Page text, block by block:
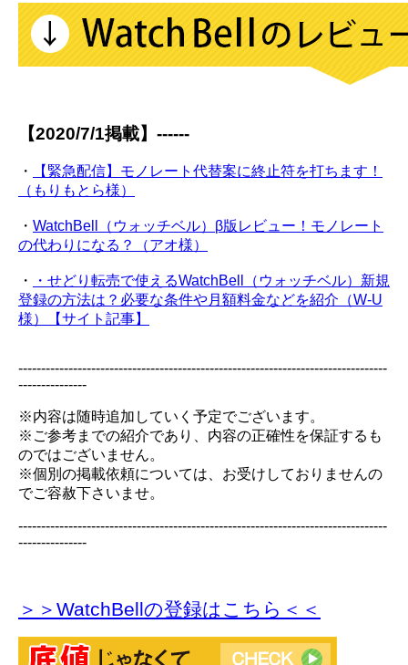
【2020/7/1掲載】------
・
【緊急配信】モノレート代替案に終止符を打ちます！
（もりもとら様）
・ WatchBell（ウォッチベル）β版レビュー！モノレート
の代わりになる？（アオ様）
・
・せどり転売で使えるWatchBell（ウォッチベル）新規
登録の方法は？必要な条件や月額料金などを紹介（W-U
様）【サイト記事】
---------------------------------------------------------------------------------
---------------
※内容は随時追加していく予定でございます。
※ご参考までの紹介であり、内容の正確性を保証するも
のではございません。
※個別の掲載依頼については、お受けしておりませんの
でご容赦下さいませ。
---------------------------------------------------------------------------------
---------------
＞＞WatchBellの登録はこちら＜＜